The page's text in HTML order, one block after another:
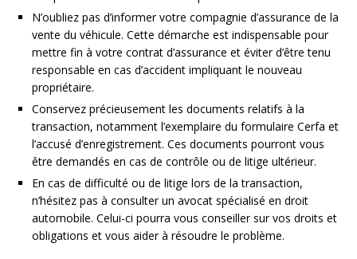
N’oubliez pas d’informer votre compagnie d’assurance de la
vente du véhicule. Cette démarche est indispensable pour
mettre fin à votre contrat d’assurance et éviter d’être tenu
responsable en cas d’accident impliquant le nouveau
propriétaire.
Conservez précieusement les documents relatifs à la
transaction, notamment l’exemplaire du formulaire Cerfa et
l’accusé d’enregistrement. Ces documents pourront vous
être demandés en cas de contrôle ou de litige ultérieur.
En cas de difficulté ou de litige lors de la transaction,
n’hésitez pas à consulter un avocat spécialisé en droit
automobile. Celui-ci pourra vous conseiller sur vos droits et
obligations et vous aider à résoudre le problème.